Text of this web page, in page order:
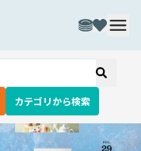
カテゴリから検索